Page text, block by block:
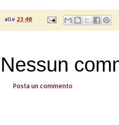
alle 23:40
Nessun
Posta un commento